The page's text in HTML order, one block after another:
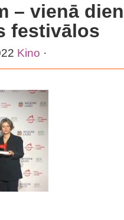
– vienā
festivālos
Kino ·